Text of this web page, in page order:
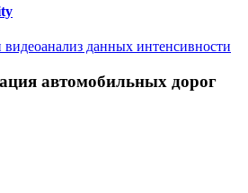
видеоанализ данных интенсивности
автомобильных дорог